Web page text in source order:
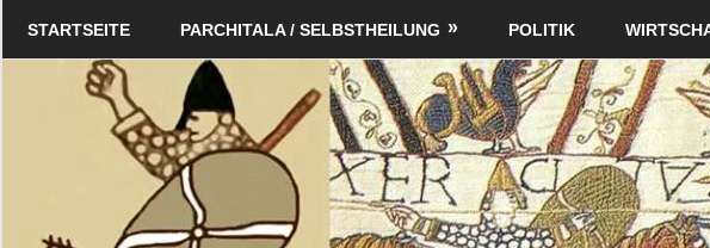
Schildverlag
STARTSEITE PARCHITALA / SELBSTHEILUNG POLITIK